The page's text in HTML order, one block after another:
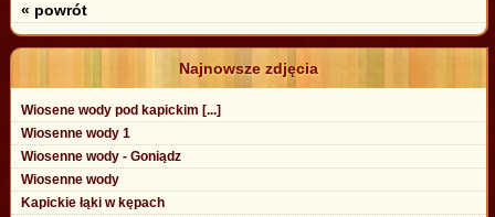
« powrót
Najnowsze zdjęcia
Wiosene wody pod kapickim [...]
Wiosenne wody 1
Wiosenne wody - Goniądz
Wiosenne wody
Kapickie łąki w kępach